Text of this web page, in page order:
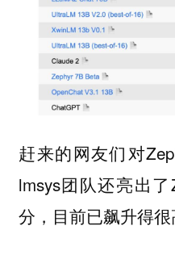
赶来的网友们对
lmsys团队还亮出了
分，目前已飙升得很